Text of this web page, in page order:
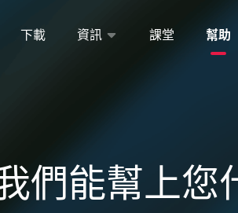
下載 資訊 課堂 幫助
們能幫上您